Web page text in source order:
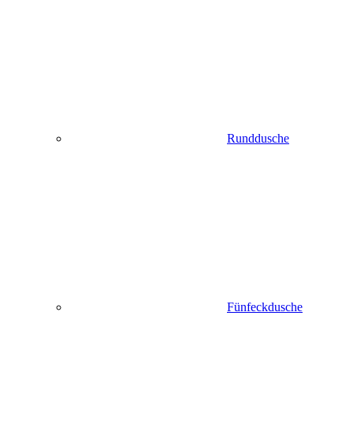
Runddusche
Fünfeckdusche